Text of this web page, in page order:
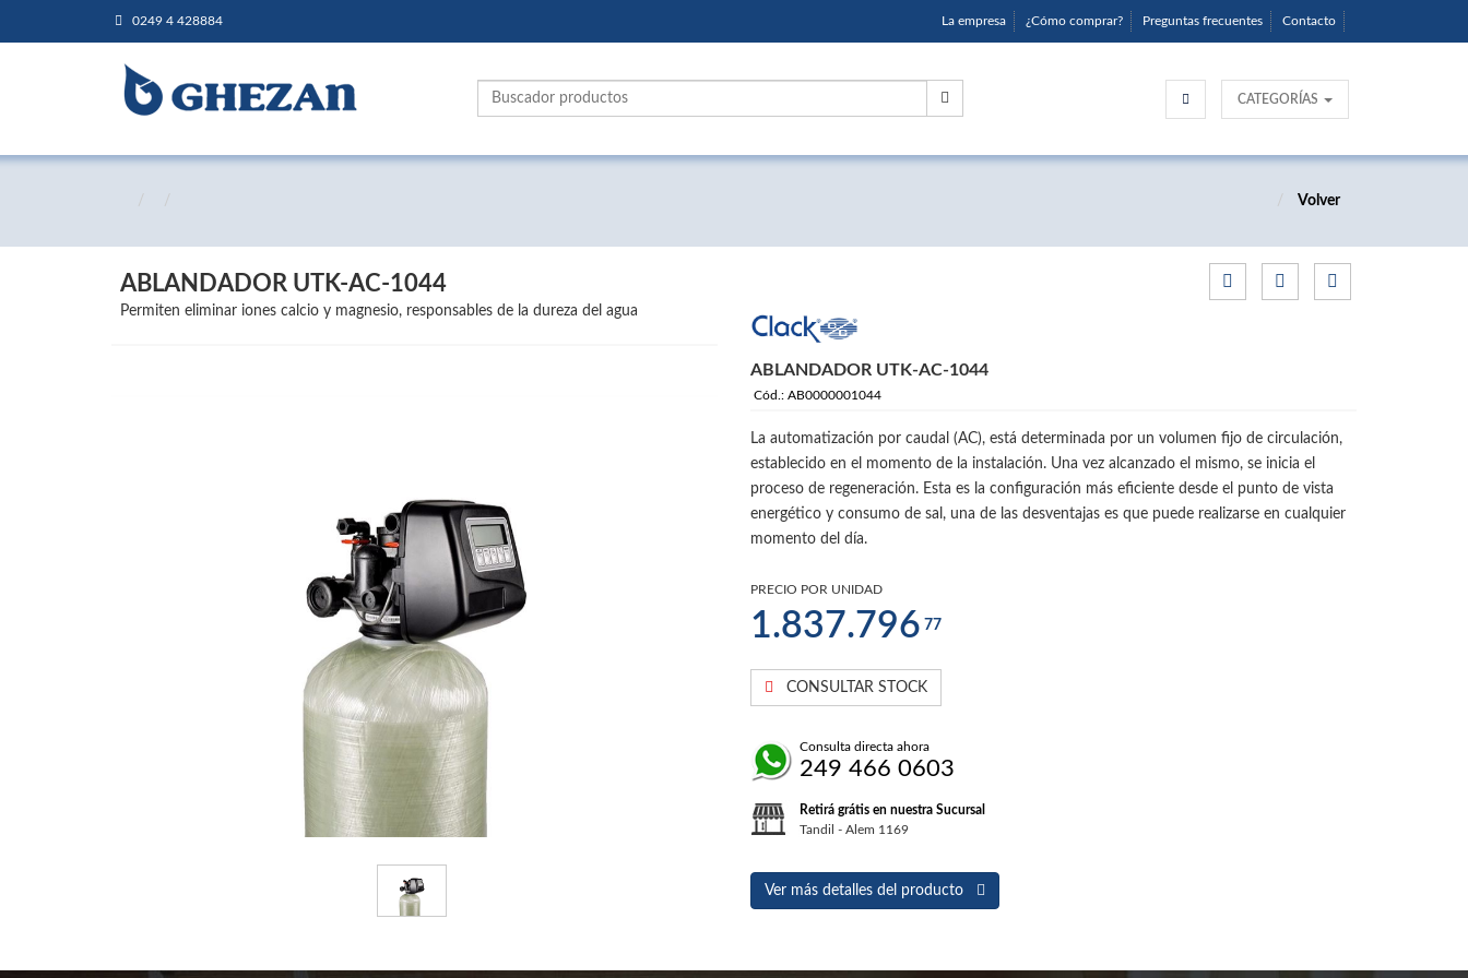
0249 4 428884 La empresa ¿Cómo comprar? Preguntas frecuentes Contacto
CATEGORÍAS
Volver
ABLANDADOR UTK-AC-1044
Permiten eliminar iones calcio y magnesio, responsables de la dureza del agua
ABLANDADOR UTK-AC-1044
Cód.: AB0000001044
La automatización por caudal (AC), está determinada por un volumen fijo de circulación,
establecido en el momento de la instalación. Una vez alcanzado el mismo, se inicia el
proceso de regeneración. Esta es la configuración más eficiente desde el punto de vista
energético y consumo de sal, una de las desventajas es que puede realizarse en cualquier
momento del día.
PRECIO POR UNIDAD
1.837.796 77
CONSULTAR STOCK
Consulta directa ahora
249 466 0603
Retirá grátis en nuestra Sucursal
Tandil - Alem 1169
Ver más detalles del producto